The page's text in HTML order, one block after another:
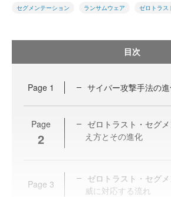
セグメンテーション ランサムウェア ゼロトラス
目次
Page 1 サイバー攻撃手法の
Page
2
ゼロトラスト・セグ
え方とその進化
Page 3
ゼロトラスト・セグ
威に対応する流れ